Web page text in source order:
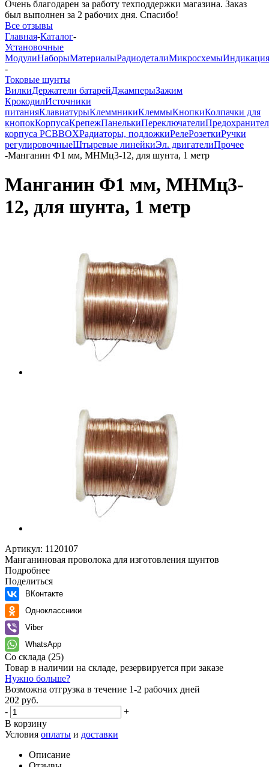
Очень благодарен за работу техподдержки магазина. Заказ
был выполнен за 2 рабочих дня. Спасибо!
Все отзывы
Главная-Каталог-
Установочные
МодулиНаборыМатериалыРадиодеталиМикросхемыИндикация
-
Токовые шунты
ВилкиДержатели батарейДжамперыЗажим
КрокодилИсточники
питанияКлавиатурыКлеммникиКлеммыКнопкиКолпачки для
кнопокКорпусаКрепежПанелькиПереключатели
корпуса PCBBOXРадиаторы, подложкиРелеРозеткиРучки
регулировочныеШтыревые линейкиЭл. двигателиПрочее
-Манганин Ф1 мм, МНМц3-12, для шунта, 1 метр
Манганин Ф1 мм, МНМц3-
12, для шунта, 1 метр
Артикул: 1120107
Манганиновая проволока для изготовления шунтов
Подробнее
Поделиться
ВКонтакте
Одноклассники
Viber
WhatsApp
Со склада (25)
Товар в наличии на складе, резервируется при заказе
Нужно больше?
Возможна отгрузка в течение 1-2 рабочих дней
202 руб.
-
+
В корзину
Условия оплаты и доставки
Описание